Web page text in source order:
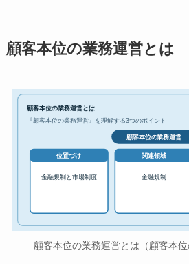
顧客本位の業務運営とは
顧客本位の業務運営とは
『顧客本位の業務運営』を理解する3つのポイント
顧客本位の業務運営
位置づけ
金融規制と市場制度
関連領域
金融規制
顧客本位の業務運営とは（顧客本